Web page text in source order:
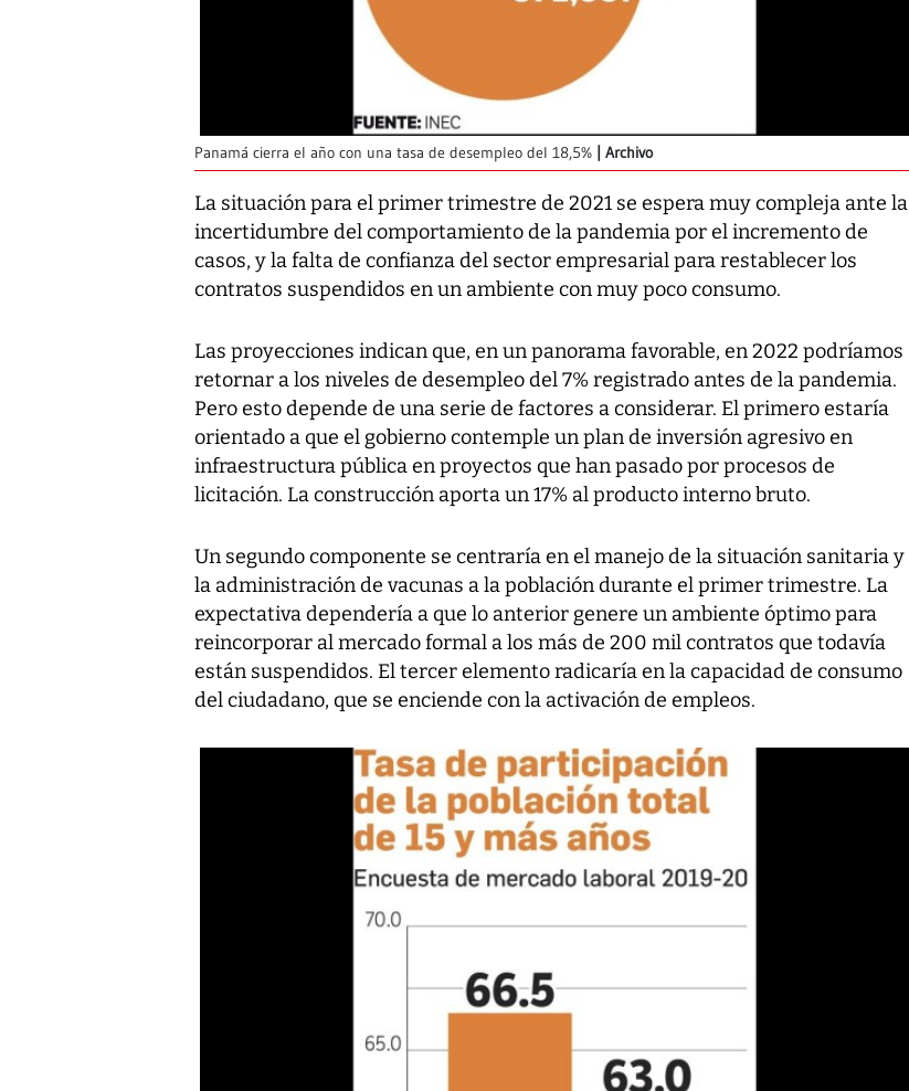
Panamá cierra el año con una tasa de desempleo del 18,5% Archivo
La situación para el primer trimestre de 2021 se espera muy compleja ante la
incertidumbre del comportamiento de la pandemia por el incremento de
casos, y la falta de confianza del sector empresarial para restablecer los
contratos suspendidos en un ambiente con muy poco consumo.
Las proyecciones indican que, en un panorama favorable, en 2022 podríamos
retornar a los niveles de desempleo del 7% registrado antes de la pandemia.
Pero esto depende de una serie de factores a considerar. El primero estaría
orientado a que el gobierno contemple un plan de inversión agresivo en
infraestructura pública en proyectos que han pasado por procesos de
licitación. La construcción aporta un 17% al producto interno bruto.
Un segundo componente se centraría en el manejo de la situación sanitaria y
la administración de vacunas a la población durante el primer trimestre. La
expectativa dependería a que lo anterior genere un ambiente óptimo para
reincorporar al mercado formal a los más de 200 mil contratos que todavía
están suspendidos. El tercer elemento radicaría en la capacidad de consumo
del ciudadano, que se enciende con la activación de empleos.